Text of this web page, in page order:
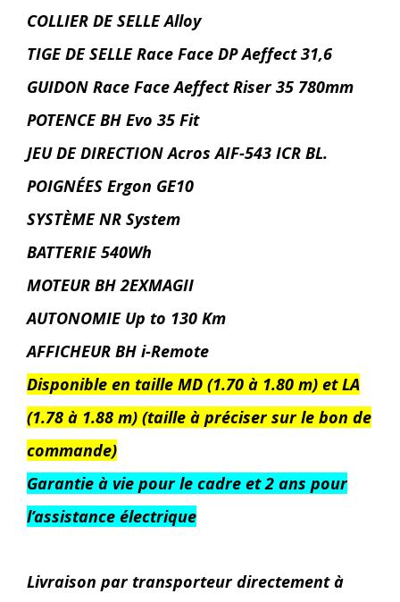
COLLIER DE SELLE Alloy
TIGE DE SELLE Race Face DP Aeffect 31,6
GUIDON Race Face Aeffect Riser 35 780mm
POTENCE BH Evo 35 Fit
JEU DE DIRECTION Acros AIF-543 ICR BL.
POIGNÉES Ergon GE10
SYSTÈME NR System
BATTERIE 540Wh
MOTEUR BH 2EXMAGII
AUTONOMIE Up to 130 Km
AFFICHEUR BH i-Remote
Disponible en taille MD (1.70 à 1.80 m) et LA
(1.78 à 1.88 m) (taille à préciser sur le bon de
commande)
Garantie à vie pour le cadre et 2 ans pour
l’assistance électrique
Livraison par transporteur directement à